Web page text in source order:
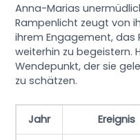
Anna-Marias
Rampenlicht zeugt von
ihrem Engagement, das
weiterhin zu begeistern.
Wendepunkt, der sie
zu schätzen.
Jahr Ereignis